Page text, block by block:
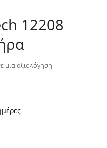
12208
μια αξιολόγηση